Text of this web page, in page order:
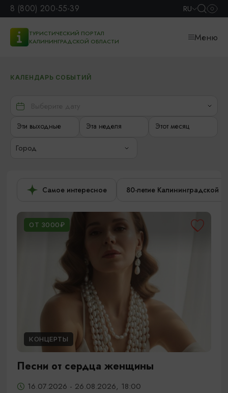
8 (800) 200-55-39 RU
ТУРИСТИЧЕСКИЙ ПОРТАЛ
КАЛИНИНГРАДСКОЙ ОБЛАСТИ
Меню
КАЛЕНДАРЬ СОБЫТИЙ
Эти выходные Эта неделя Этот месяц
Город
Самое интересное 80-летие Калининградской
ОТ 3000₽
КОНЦЕРТЫ
Песни от сердца женщины
16.07.2026 - 26.08.2026, 18:00